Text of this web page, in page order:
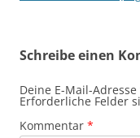
Schreibe einen
Deine E-Mail-
Erforderliche Felder
Kommentar *